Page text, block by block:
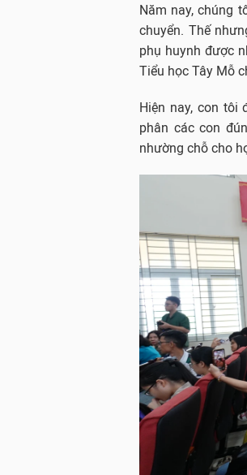
Năm nay, chúng
chuyển. Thế
phụ huynh được
Tiểu học Tây Mỗ
Hiện nay, con tôi
phân các con
nhường chỗ cho